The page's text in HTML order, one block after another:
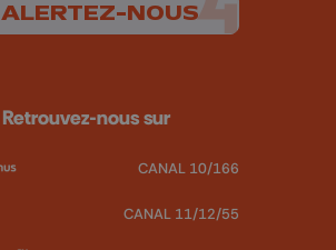
ALERTEZ-NOUS
Retrouvez-nous sur
CANAL 10/166
CANAL 11/12/55